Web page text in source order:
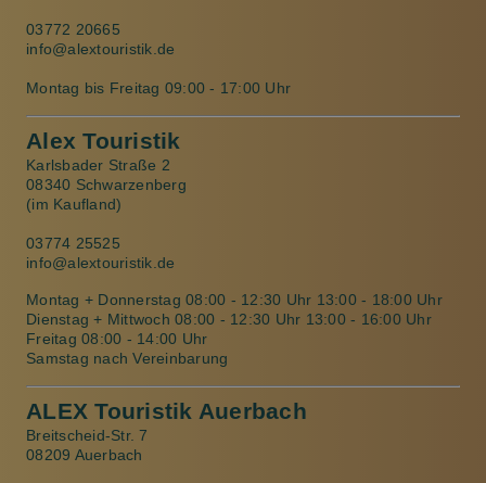
03772 20665
info@alextouristik.de
Montag bis Freitag 09:00 - 17:00 Uhr
Alex Touristik
Karlsbader Straße 2
08340 Schwarzenberg
(im Kaufland)
03774 25525
info@alextouristik.de
Montag + Donnerstag 08:00 - 12:30 Uhr 13:00 - 18:00 Uhr
Dienstag + Mittwoch 08:00 - 12:30 Uhr 13:00 - 16:00 Uhr
Freitag 08:00 - 14:00 Uhr
Samstag nach Vereinbarung
ALEX Touristik Auerbach
Breitscheid-Str. 7
08209 Auerbach